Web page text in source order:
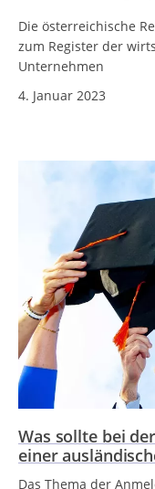
Die österreichische
zum Register der
Unternehmen
4. Januar 2023
Was sollte bei
einer
Das Thema der